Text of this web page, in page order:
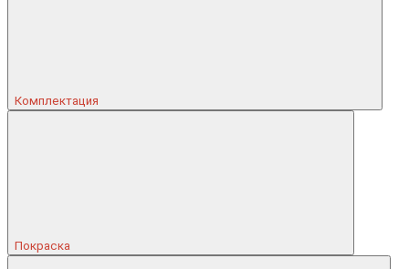
Комплектация
Покраска